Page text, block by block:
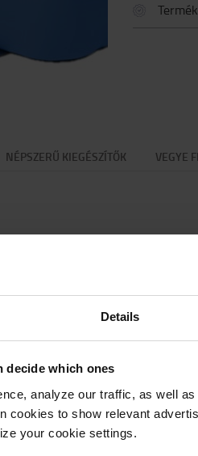
Details
decide which ones
analyze our traffic, as well
cookies to show relevant
your cookie settings.
NÉPSZERŰ KIEGÉSZÍTŐK VEGYE
Specifikáció
könnyen után lehet
töltési folyamat végén van. A
desztillált vízzel való
a 12 voltos